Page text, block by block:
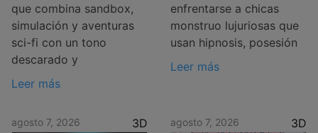
que combina sandbox,
simulación y aventuras
sci-fi con un tono
descarado y
Leer más
enfrentarse a chicas
monstruo lujuriosas que
usan hipnosis, posesión
Leer más
agosto 7, 2026 3D agosto 7, 2026 3D